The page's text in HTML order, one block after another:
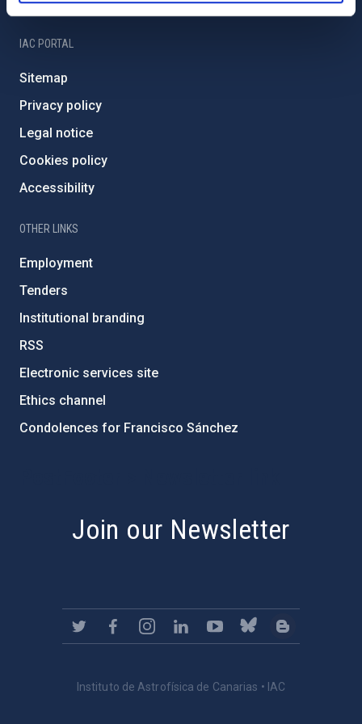
IAC PORTAL
Sitemap
Privacy policy
Legal notice
Cookies policy
Accessibility
OTHER LINKS
Employment
Tenders
Institutional branding
RSS
Electronic services site
Ethics channel
Condolences for Francisco Sánchez
Join our Newsletter
Instituto de Astrofísica de Canarias • IAC